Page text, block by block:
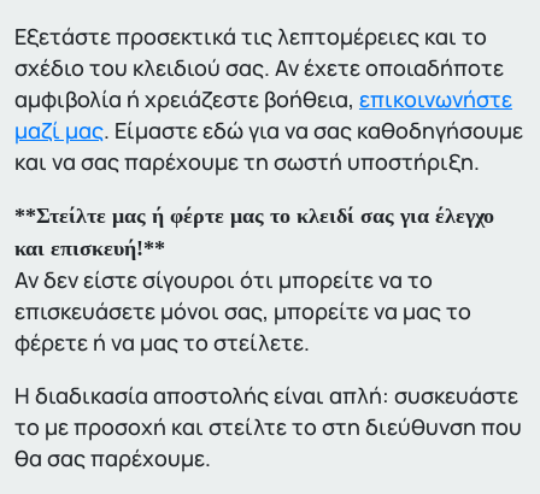
Εξετάστε προσεκτικά τις λεπτομέρειες και το
σχέδιο του κλειδιού σας. Αν έχετε οποιαδήποτε
αμφιβολία ή χρειάζεστε βοήθεια, επικοινωνήστε
μαζί μας. Είμαστε εδώ για να σας καθοδηγήσουμε
και να σας παρέχουμε τη σωστή υποστήριξη.
**Στείλτε μας ή φέρτε μας το κλειδί σας για έλεγχο
και επισκευή!**
Αν δεν είστε σίγουροι ότι μπορείτε να το
επισκευάσετε μόνοι σας, μπορείτε να μας το
φέρετε ή να μας το στείλετε.
Η διαδικασία αποστολής είναι απλή: συσκευάστε
το με προσοχή και στείλτε το στη διεύθυνση που
θα σας παρέχουμε.